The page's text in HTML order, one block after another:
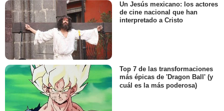
Un Jesús mexicano: los actores
de cine nacional que han
interpretado a Cristo
Top 7 de las transformaciones
más épicas de 'Dragon Ball' (y
cuál es la más poderosa)